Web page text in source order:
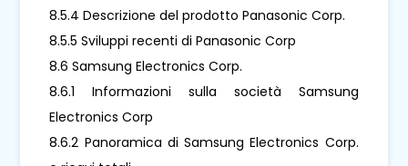
8.5.4 Descrizione del prodotto Panasonic Corp.
8.5.5 Sviluppi recenti di Panasonic Corp
8.6 Samsung Electronics Corp.
8.6.1 Informazioni sulla società Samsung
Electronics Corp
8.6.2 Panoramica di Samsung Electronics Corp.